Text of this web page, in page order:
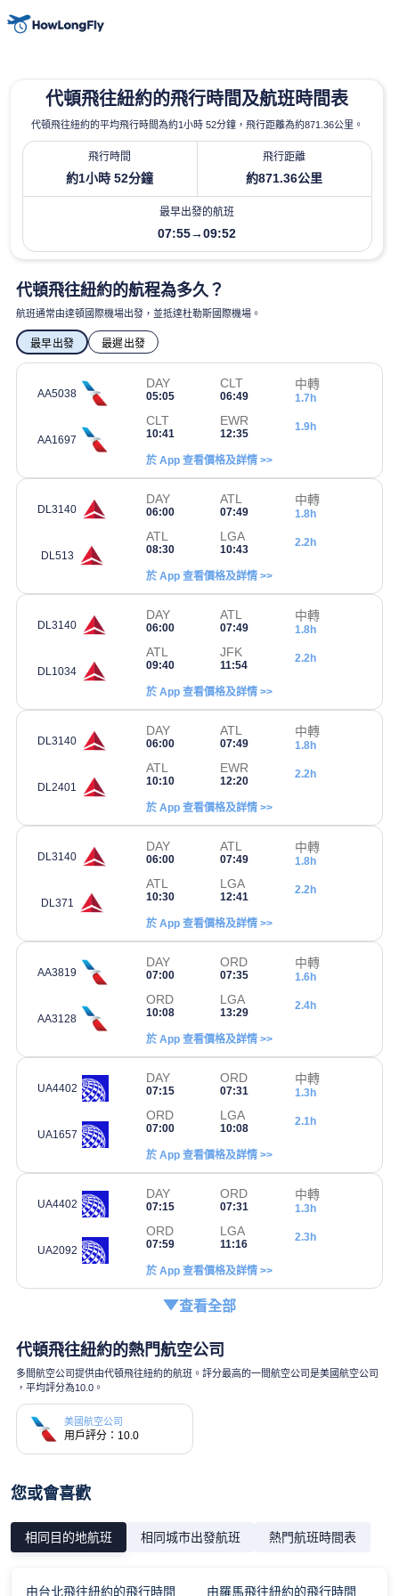
代頓飛往紐約的飛行時間及航班時間表
代頓飛往紐約的平均飛行時間為約1小時 52分鐘，飛行距離為約871.36公里。
飛行時間
約1小時 52分鐘
飛行距離
約871.36公里
最早出發的航班
07:55→09:52
代頓飛往紐約的航程為多久？
航班通常由達頓國際機場出發，並抵達杜勒斯國際機場。
最早出發 最遲出發
AA5038
DAY
05:05
CLT
06:49
中轉
1.7h
AA1697
CLT
10:41
EWR
12:35
1.9h
於 App 查看價格及詳情 >>
DL3140
DAY
06:00
ATL
07:49
中轉
1.8h
DL513
ATL
08:30
LGA
10:43
2.2h
於 App 查看價格及詳情 >>
DL3140
DAY
06:00
ATL
07:49
中轉
1.8h
DL1034
ATL
09:40
JFK
11:54
2.2h
於 App 查看價格及詳情 >>
DL3140
DAY
06:00
ATL
07:49
中轉
1.8h
DL2401
ATL
10:10
EWR
12:20
2.2h
於 App 查看價格及詳情 >>
DL3140
DAY
06:00
ATL
07:49
中轉
1.8h
DL371
ATL
10:30
LGA
12:41
2.2h
於 App 查看價格及詳情 >>
AA3819
DAY
07:00
ORD
07:35
中轉
1.6h
AA3128
ORD
10:08
LGA
13:29
2.4h
於 App 查看價格及詳情 >>
UA4402
DAY
07:15
ORD
07:31
中轉
1.3h
UA1657
ORD
07:00
LGA
10:08
2.1h
於 App 查看價格及詳情 >>
UA4402
DAY
07:15
ORD
07:31
中轉
1.3h
UA2092
ORD
07:59
LGA
11:16
2.3h
於 App 查看價格及詳情 >>
查看全部
代頓飛往紐約的熱門航空公司
多間航空公司提供由代頓飛往紐約的航班。評分最高的一間航空公司是美國航空公司
，平均評分為10.0。
美國航空公司
用戶評分：10.0
您或會喜歡
相同目的地航班 相同城市出發航班 熱門航班時間表
由台北飛往紐約的飛行時間 由羅馬飛往紐約的飛行時間